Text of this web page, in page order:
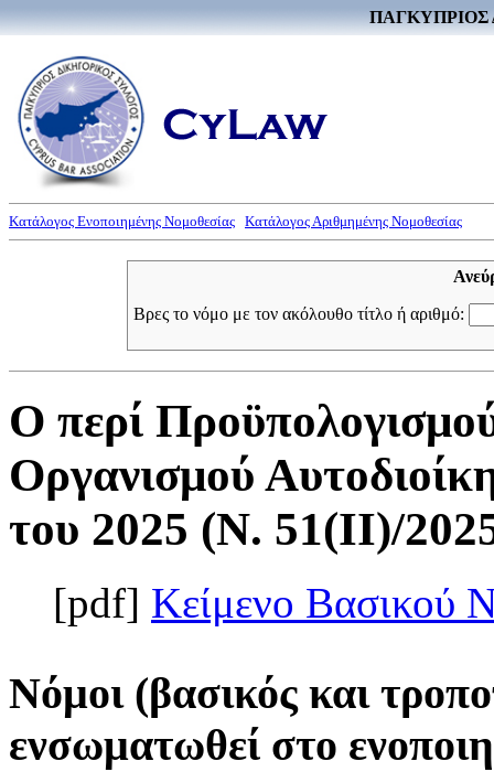
ΠΑΓΚΥΠΡΙΟΣ
Κατάλογος Ενοποιημένης Νομοθεσίας Κατάλογος Αριθμημένης Νομοθεσίας
Βρες το νόμο με τον ακόλουθο τίτλο ή αριθμό:
Ο περί
Οργανισμού
του 2025 (Ν. 51(II)/
[pdf] Κείμενο Βασικού
Νόμοι (βασικός και
ενσωματωθεί στο